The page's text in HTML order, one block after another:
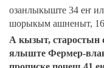
озанлыкыште 34 еҥ
шорыкым ашненыт,
А кызыт,
ялыште Фермер-